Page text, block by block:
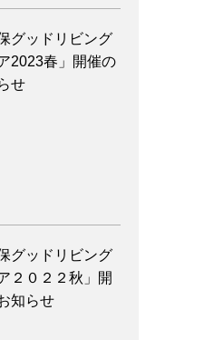
グッドリビング
2023春」開催の
せ
グッドリビング
２０２２秋」開
知らせ